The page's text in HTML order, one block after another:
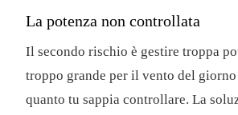
La potenza non controllata
Il secondo rischio è gestire troppa
troppo grande per il vento del
quanto tu sappia controllare. La